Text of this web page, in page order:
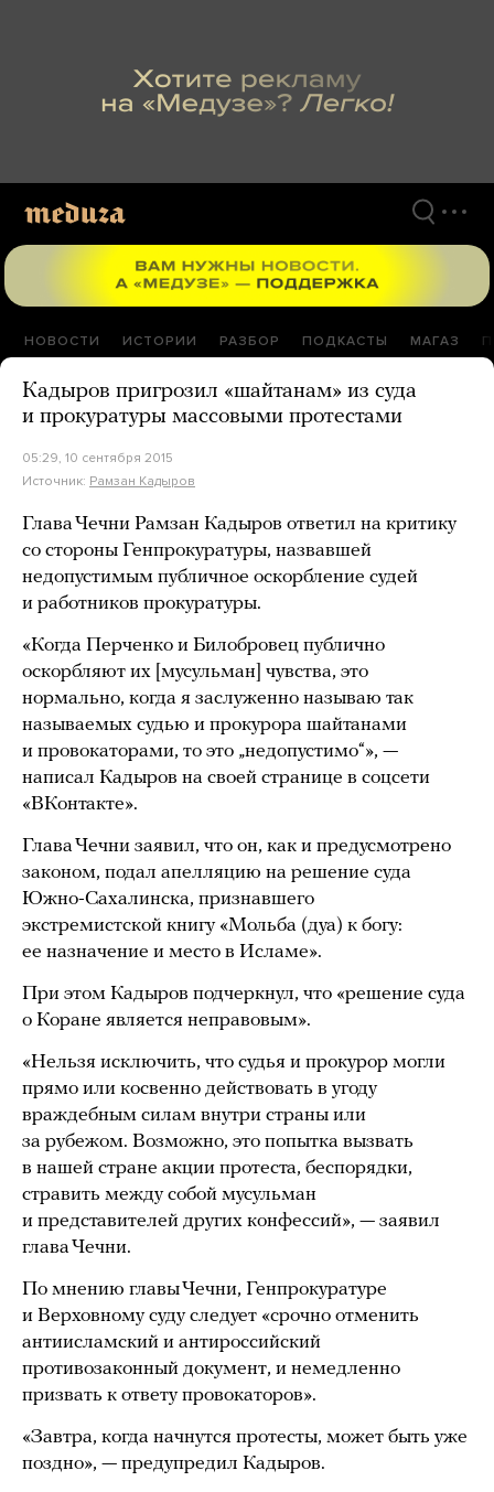
НОВОСТИ ИСТОРИИ РАЗБОР ПОДКАСТЫ МАГАЗ
Кадыров пригрозил «шайтанам» из суда
и прокуратуры массовыми протестами
05:29, 10 сентября 2015
Источник: Рамзан Кадыров
Глава Чечни Рамзан Кадыров ответил на критику
со стороны Генпрокуратуры, назвавшей
недопустимым публичное оскорбление судей
и работников прокуратуры.
«Когда Перченко и Билобровец публично
оскорбляют их [мусульман] чувства, это
нормально, когда я заслуженно называю так
называемых судью и прокурора шайтанами
и провокаторами, то это „недопустимо“», —
написал Кадыров на своей странице в соцсети
«ВКонтакте».
Глава Чечни заявил, что он, как и предусмотрено
законом, подал апелляцию на решение суда
Южно-Сахалинска, признавшего
экстремистской книгу «Мольба (дуа) к богу:
ее назначение и место в Исламе».
При этом Кадыров подчеркнул, что «решение суда
о Коране является неправовым».
«Нельзя исключить, что судья и прокурор могли
прямо или косвенно действовать в угоду
враждебным силам внутри страны или
за рубежом. Возможно, это попытка вызвать
в нашей стране акции протеста, беспорядки,
стравить между собой мусульман
и представителей других конфессий», — заявил
глава Чечни.
По мнению главы Чечни, Генпрокуратуре
и Верховному суду следует «срочно отменить
антиисламский и антироссийский
противозаконный документ, и немедленно
призвать к ответу провокаторов».
«Завтра, когда начнутся протесты, может быть уже
поздно», — предупредил Кадыров.